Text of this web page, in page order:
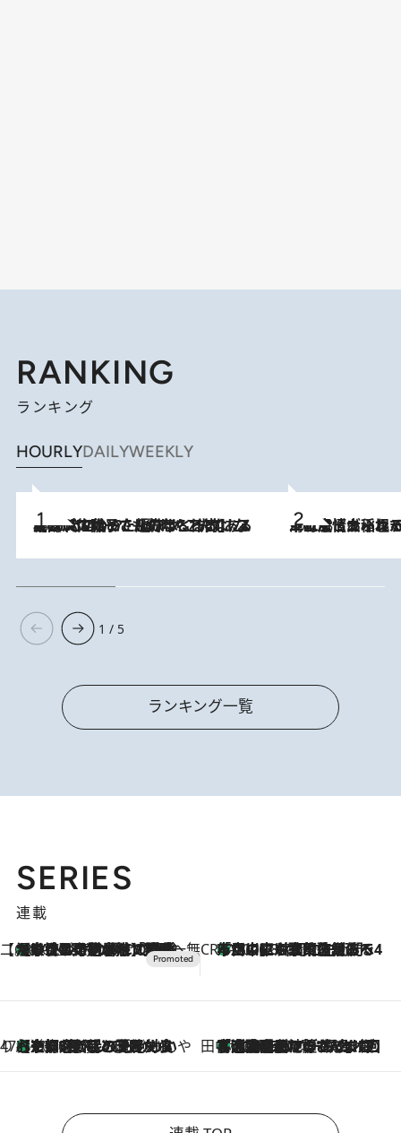
RANKING
ランキング
HOURLYDAILYWEEKLY
2026.8.5
【阿川佐和子さんの年とる力】なぜ70代で始めた趣味は“こんなに楽しい”のか？ ピアノ、俳句…スランプに陥っても続けられる“ある秘訣”とは 2026.8.5
下町風情あふれる台北屈指の人気エリア・大稲埕でセンスのいい台湾土産《ヴ
1 / 5
ランキング一覧
SERIES
連載
【CREA×星野リゾート】唯一無二。癒しと発見が待つ場所へ
2026.8.7
【トンボの足水浴】ヒノキの香りに包まれて涼感マックス！約13℃の湧水かけ流しを避暑地「星野温泉 トンボの湯」で体験 CREA'S CHOICE
2026.8.7
「立川にも歌舞伎があるんだよ」 片岡仁左衛門・市川中車ら豪華座組みで4年目の立川立飛歌舞伎へ
47都道府県の手みやげ ひんやりスイーツで夏を満喫
2026.8.7
【京都府】この夏絶対食べたい 冷やしておいしいおやつ3選 ひと口目から心を掴む新緑のテリーヌ 田中稲の勝手に再ブーム
2026.8.7
「湘南乃風に憧れて」観客大盛上がりの“タオル回し”に、ラッパー顔負けの高速歌唱まで…さだまさし（74）のアグレッシブすぎる現在地